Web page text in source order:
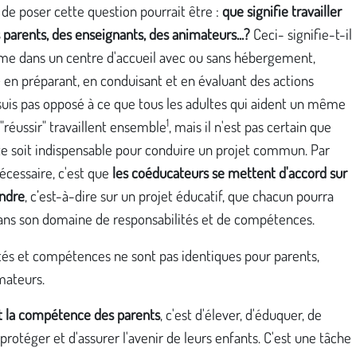
poser cette question pourrait être : que signifie travailler
des enseignants, des animateurs...? Ceci- signifie-t-il
dans un centre d'accueil avec ou sans hébergement,
préparant, en conduisant et en évaluant des actions
pas opposé à ce que tous les adultes qui aident un même
travaillent ensemble1, mais il n'est pas certain que
soit indispensable pour conduire un projet commun. Par
c'est que les coéducateurs se mettent d'accord sur
, c’est-à-dire sur un projet éducatif, que chacun pourra
son domaine de responsabilités et de compétences.
et compétences ne sont pas identiques pour parents,
la compétence des parents, c'est d'élever, d'éduquer, de
et d'assurer l'avenir de leurs enfants. C'est une tâche